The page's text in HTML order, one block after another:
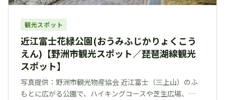
観光スポット
近江富士花緑公園(おうみふじかりょくこう
えん)【野洲市観光スポット／琵琶湖線観光
スポット】
写真提供：野洲市観光物産協会 近江富士（三上山）のふ
もとに広がる公園で、ハイキングコースや芝生広場、…